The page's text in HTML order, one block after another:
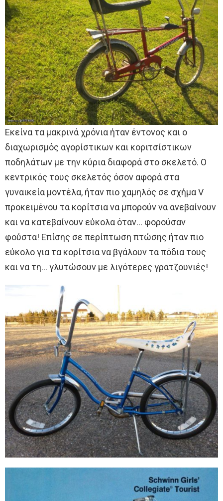
Εκείνα τα μακρινά χρόνια ήταν έντονος και ο
διαχωρισμός αγορίστικων και κοριτσίστικων
ποδηλάτων με την κύρια διαφορά στο σκελετό. Ο
κεντρικός τους σκελετός όσον αφορά στα
γυναικεία μοντέλα, ήταν πιο χαμηλός σε σχήμα V
προκειμένου τα κορίτσια να μπορούν να ανεβαίνουν
και να κατεβαίνουν εύκολα όταν… φορούσαν
φούστα! Επίσης σε περίπτωση πτώσης ήταν πιο
εύκολο για τα κορίτσια να βγάλουν τα πόδια τους
και να τη… γλυτώσουν με λιγότερες γρατζουνιές!